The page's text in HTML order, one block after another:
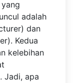
adalah
dan
Kedua
kelebihan
Jadi, apa